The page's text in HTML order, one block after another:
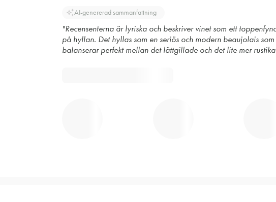
auto_awesomeAI-genererad sammanfattning
"Recensenterna är lyriska och beskriver vinet som ett
på hyllan. Det hyllas som en seriös och modern beaujolais som
balanserar perfekt mellan det lättgillade och det lite mer